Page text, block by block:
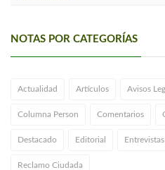
NOTAS POR CATEGORÍAS
Actualidad Artículos Avisos
Columna Person Comentarios
Destacado Editorial Entrevistas
Reclamo Ciudada